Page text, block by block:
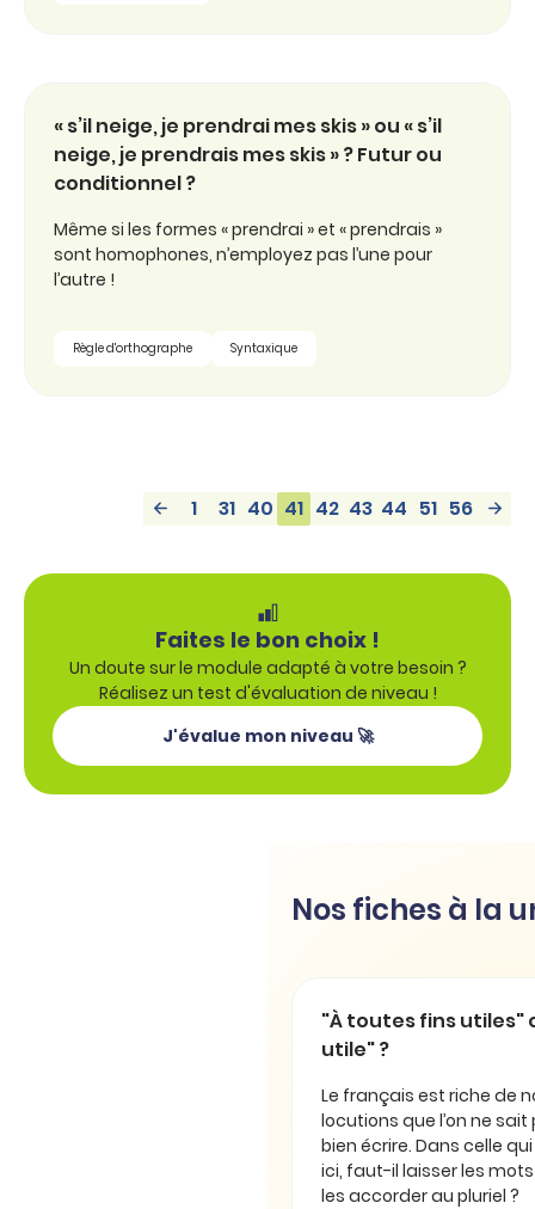
« s’il neige, je prendrai mes skis » ou « s’il
neige, je prendrais mes skis » ? Futur ou
conditionnel ?
Même si les formes « prendrai » et « prendrais »
sont homophones, n’employez pas l’une pour
l’autre !
Règle d'orthographe Syntaxique
1 31 40 41 42 43 44 51 56
Faites le bon choix !
Un doute sur le module adapté à votre besoin ?
Réalisez un test d'évaluation de niveau !
J'évalue mon niveau 🚀
Nos fiches à la
"À toutes fins utiles"
utile" ?
Le français est riche de
locutions que l’on ne
bien écrire. Dans celle
ici, faut-il laisser les
les accorder au pluriel ?